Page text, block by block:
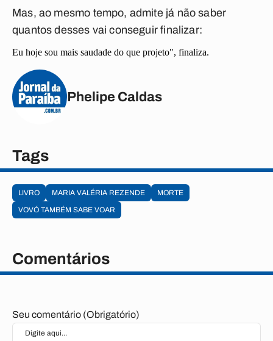
Mas, ao mesmo tempo, admite já não saber
quantos desses vai conseguir finalizar:
Eu hoje sou mais saudade do que projeto", finaliza.
Phelipe Caldas
Tags
LIVRO MARIA VALÉRIA REZENDE
MORTE
VOVÓ TAMBÉM SABE VOAR
Comentários
Seu comentário (Obrigatório)